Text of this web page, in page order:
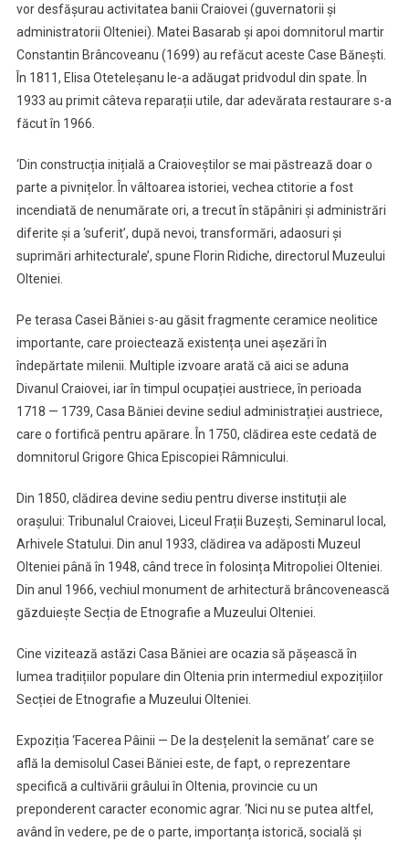
vor desfășurau activitatea banii Craiovei (guvernatorii și
administratorii Olteniei). Matei Basarab și apoi domnitorul martir
Constantin Brâncoveanu (1699) au refăcut aceste Case Bănești.
În 1811, Elisa Oteteleșanu le-a adăugat pridvodul din spate. În
1933 au primit câteva reparații utile, dar adevărata restaurare s-a
făcut în 1966.
‘Din construcția inițială a Craioveștilor se mai păstrează doar o
parte a pivnițelor. În vâltoarea istoriei, vechea ctitorie a fost
incendiată de nenumărate ori, a trecut în stăpâniri și administrări
diferite și a ‘suferit’, după nevoi, transformări, adaosuri și
suprimări arhitecturale’, spune Florin Ridiche, directorul Muzeului
Olteniei.
Pe terasa Casei Băniei s-au găsit fragmente ceramice neolitice
importante, care proiectează existența unei așezări în
îndepărtate milenii. Multiple izvoare arată că aici se aduna
Divanul Craiovei, iar în timpul ocupației austriece, în perioada
1718 — 1739, Casa Băniei devine sediul administrației austriece,
care o fortifică pentru apărare. În 1750, clădirea este cedată de
domnitorul Grigore Ghica Episcopiei Râmnicului.
Din 1850, clădirea devine sediu pentru diverse instituții ale
orașului: Tribunalul Craiovei, Liceul Frații Buzești, Seminarul local,
Arhivele Statului. Din anul 1933, clădirea va adăposti Muzeul
Olteniei până în 1948, când trece în folosința Mitropoliei Olteniei.
Din anul 1966, vechiul monument de arhitectură brâncovenească
găzduiește Secția de Etnografie a Muzeului Olteniei.
Cine vizitează astăzi Casa Băniei are ocazia să pășească în
lumea tradițiilor populare din Oltenia prin intermediul expozițiilor
Secției de Etnografie a Muzeului Olteniei.
Expoziția ‘Facerea Pâinii — De la desțelenit la semănat’ care se
află la demisolul Casei Băniei este, de fapt, o reprezentare
specifică a cultivării grâului în Oltenia, provincie cu un
preponderent caracter economic agrar. ‘Nici nu se putea altfel,
având în vedere, pe de o parte, importanța istorică, socială și